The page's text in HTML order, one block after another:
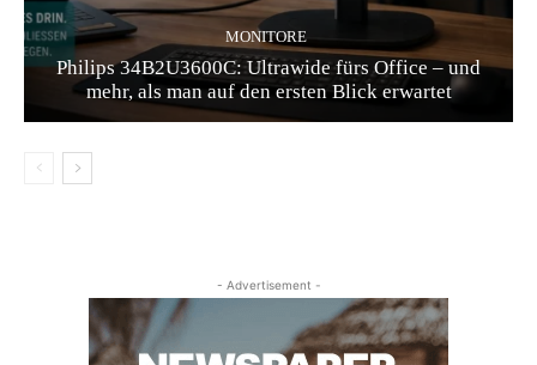
MONITORE
Philips 34B2U3600C: Ultrawide fürs Office – und
mehr, als man auf den ersten Blick erwartet
- Advertisement -